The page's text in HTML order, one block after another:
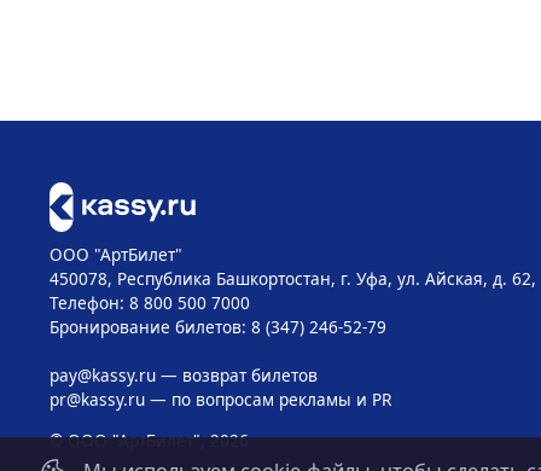
ООО "АртБилет"
450078, Республика Башкортостан, г. Уфа, ул. Айская, д. 62,
Телефон: 8 800 500 7000
Бронирование билетов: 8 (347) 246-52-79
pay@kassy.ru— возврат билетов
pr@kassy.ru— по вопросам рекламы и PR
© ООО "АртБилет", 2026